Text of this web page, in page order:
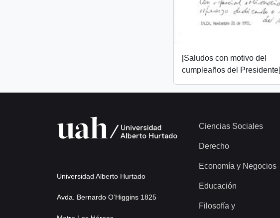
[Saludos con motivo del
cumpleaños del Presidente]
Universidad Alberto Hurtado
Avda. Bernardo O’Higgins 1825
Ciencias Sociales
Derecho
Economía y Negocios
Educación
Filosofía y